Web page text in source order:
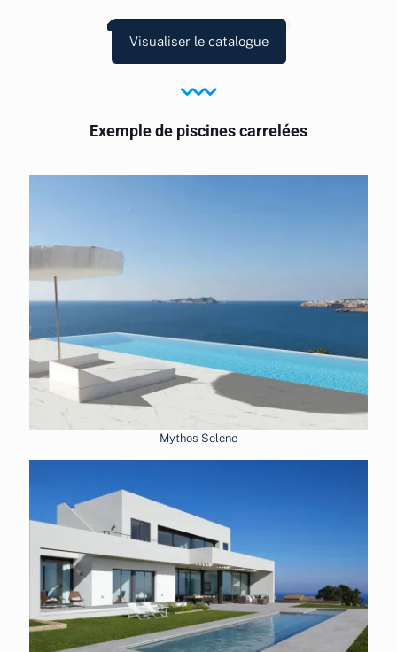
Visualiser le catalogue
Exemple de piscines carrelées
Mythos Selene